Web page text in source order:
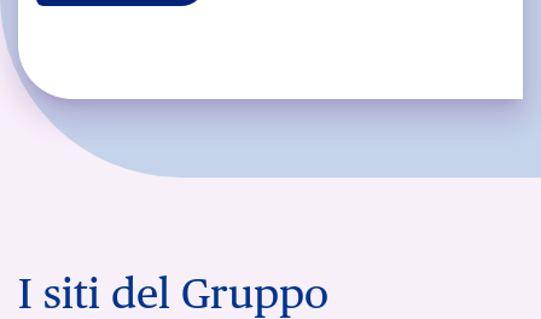
I siti del Gruppo